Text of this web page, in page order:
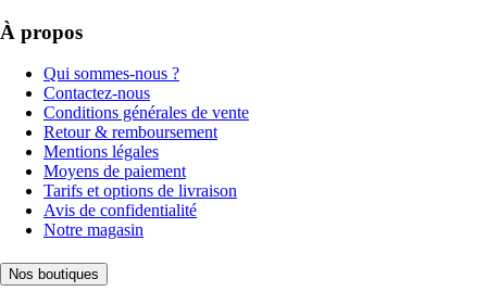
À propos
Qui sommes-nous ?
Contactez-nous
Conditions générales de vente
Retour & remboursement
Mentions légales
Moyens de paiement
Tarifs et options de livraison
Avis de confidentialité
Notre magasin
Nos boutiques